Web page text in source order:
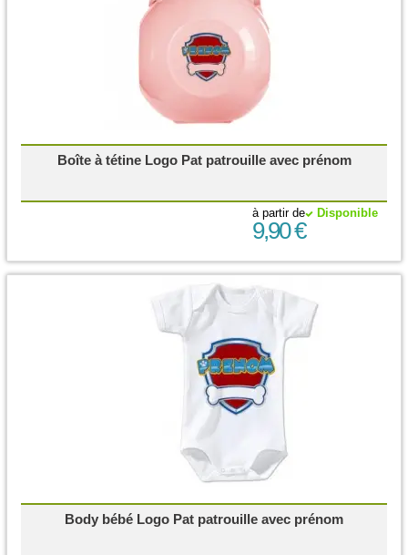
Boîte à tétine Logo Pat patrouille avec prénom
Disponible
à partir de
9,90 €
Body bébé Logo Pat patrouille avec prénom